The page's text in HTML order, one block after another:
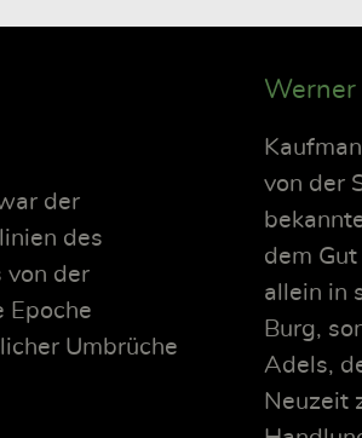
der
des
von der
Epoche
Umbrüche
Werner
von der
dem
allein in
Burg,
Adels,
Neuzeit